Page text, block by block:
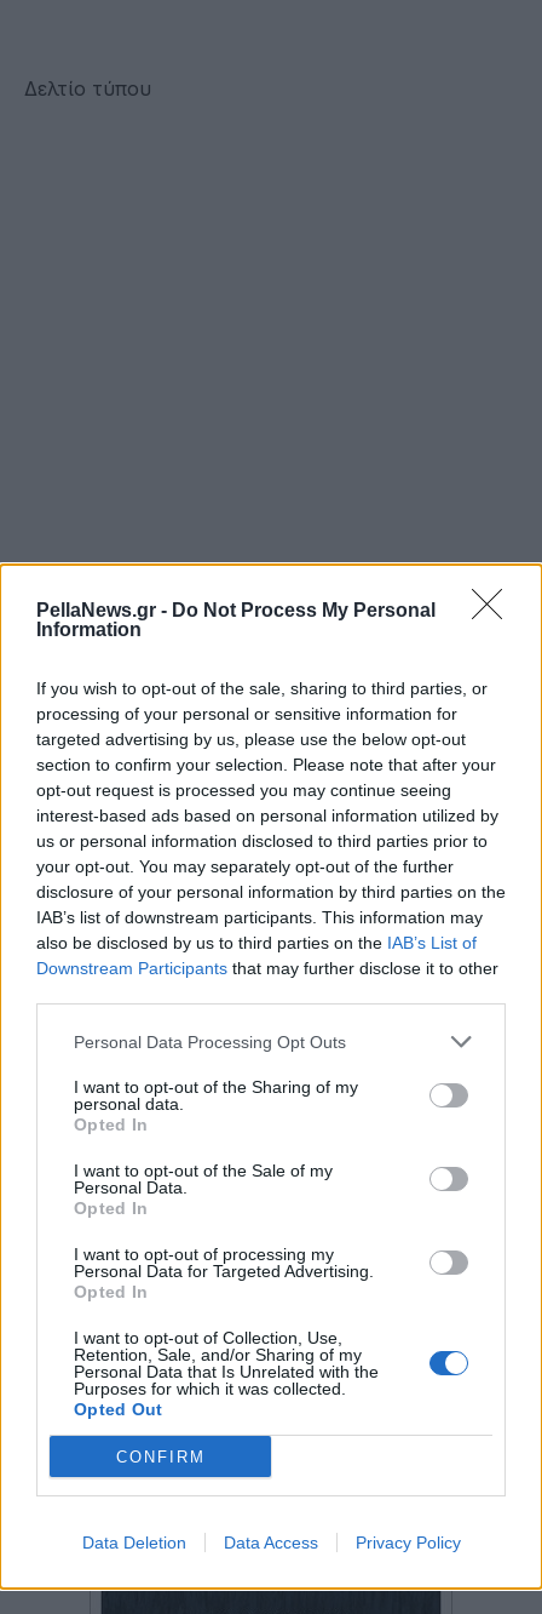
PellaNews.gr - Do Not Process My Personal
Information
If you wish to opt-out of the sale, sharing to third parties, or
processing of your personal or sensitive information for
targeted advertising by us, please use the below opt-out
section to confirm your selection. Please note that after your
opt-out request is processed you may continue seeing
interest-based ads based on personal information utilized by
us or personal information disclosed to third parties prior to
your opt-out. You may separately opt-out of the further
disclosure of your personal information by third parties on the
IAB’s list of downstream participants. This information may
also be disclosed by us to third parties on the IAB’s List of
Downstream Participants that may further disclose it to other
Personal Data Processing Opt Outs
I want to opt-out of the Sharing of my
personal data.
Opted In
I want to opt-out of the Sale of my
Personal Data.
Opted In
I want to opt-out of processing my
Personal Data for Targeted Advertising.
Opted In
I want to opt-out of Collection, Use,
Retention, Sale, and/or Sharing of my
Personal Data that Is Unrelated with the
Purposes for which it was collected.
Opted Out
CONFIRM
Data Deletion Data Access Privacy Policy
Δελτίο τύπου